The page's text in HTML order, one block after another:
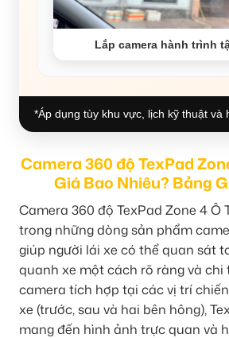
Lắp camera hành trình
*Áp dụng tùy khu vực, lịch kỹ thuật và
Camera 360 độ TexPad
Giá Bao Nhiêu? Bảng
Camera 360 độ TexPad Zone 4 Ô
trong những dòng sản phẩm
giúp người lái xe có thể quan sát
quanh xe một cách rõ ràng và chi
camera tích hợp tại các vị trí
xe (trước, sau và hai bên hông),
mang đến hình ảnh trực quan và